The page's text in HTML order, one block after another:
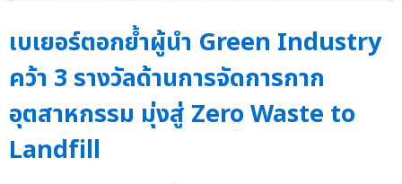
เบเยอร์ตอกย้ำผู้นำ Green Industry
คว้า 3 รางวัลด้านการจัดการกาก
อุตสาหกรรม มุ่งสู่ Zero Waste to
Landfill